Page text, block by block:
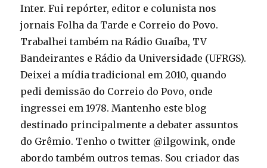
Inter. Fui repórter, editor e colunista nos
jornais Folha da Tarde e Correio do Povo.
Trabalhei também na Rádio Guaíba, TV
Bandeirantes e Rádio da Universidade (UFRGS).
Deixei a mídia tradicional em 2010, quando
pedi demissão do Correio do Povo, onde
ingressei em 1978. Mantenho este blog
destinado principalmente a debater assuntos
do Grêmio. Tenho o twitter @ilgowink, onde
abordo também outros temas. Sou criador das